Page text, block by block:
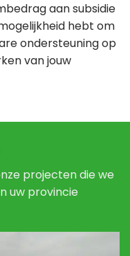
aan subsidie
hebt om
ondersteuning op
van jouw
projecten die we
uw provincie